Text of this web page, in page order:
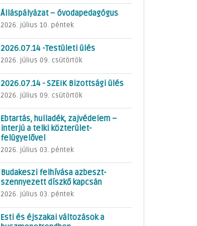
Álláspályázat – óvodapedagógus
2026. július 10. péntek
2026.07.14 -Testületi ülés
2026. július 09. csütörtök
2026.07.14 - SZEIK Bizottsági ülés
2026. július 09. csütörtök
Ebtartás, hulladék, zajvédelem –
interjú a telki közterület-
felügyelővel
2026. július 03. péntek
Budakeszi felhívása azbeszt-
szennyezett díszkő kapcsán
2026. július 03. péntek
Esti és éjszakai változások a